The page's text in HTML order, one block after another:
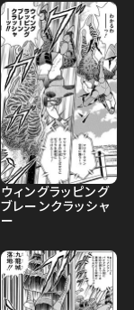
ウィングラッピング
ブレーンクラッシャ
ー